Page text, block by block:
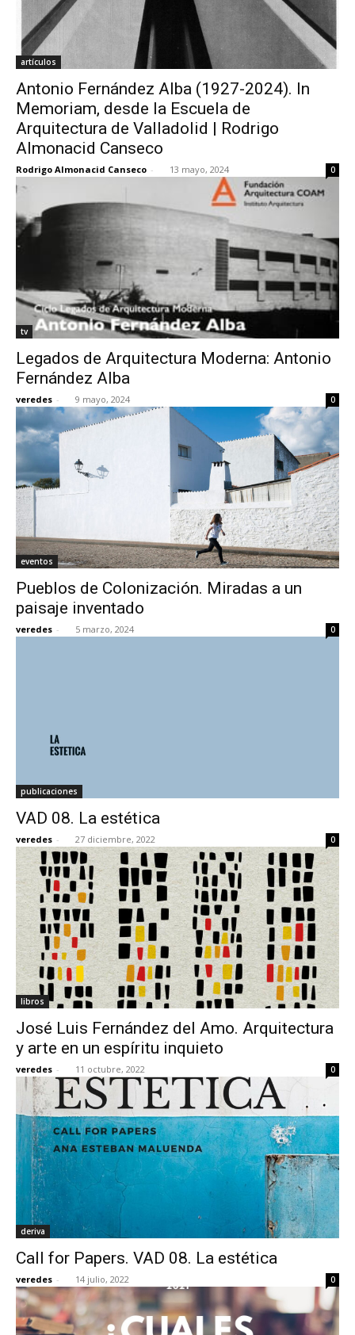
artículos
Antonio Fernández Alba (1927-2024). In
Memoriam, desde la Escuela de
Arquitectura de Valladolid | Rodrigo
Almonacid Canseco
Rodrigo Almonacid Canseco - 13 mayo, 2024 0
tv
Legados de Arquitectura Moderna: Antonio
Fernández Alba
veredes - 9 mayo, 2024 0
eventos
Pueblos de Colonización. Miradas a un
paisaje inventado
veredes - 5 marzo, 2024 0
publicaciones
VAD 08. La estética
veredes - 27 diciembre, 2022 0
libros
José Luis Fernández del Amo. Arquitectura
y arte en un espíritu inquieto
veredes - 11 octubre, 2022 0
deriva
Call for Papers. VAD 08. La estética
veredes - 14 julio, 2022 0